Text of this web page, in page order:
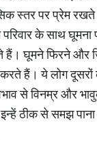
स्तर पर प्रेम
के साथ
हैं। घूमने फिरने और
हैं। ये लोग दूसरों
से विनम्र और
ठीक से समझ पाना